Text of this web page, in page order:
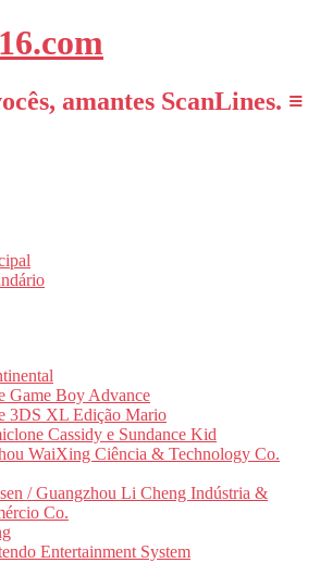
amantes ScanLines. ≡
Game Boy Advance
3DS XL Edição Mario
Cassidy e Sundance Kid
WaiXing Ciência & Technology Co.
/ Guangzhou Li Cheng Indústria &
Co.
Entertainment System